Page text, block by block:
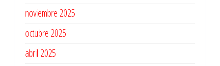
noviembre 2025
octubre 2025
abril 2025